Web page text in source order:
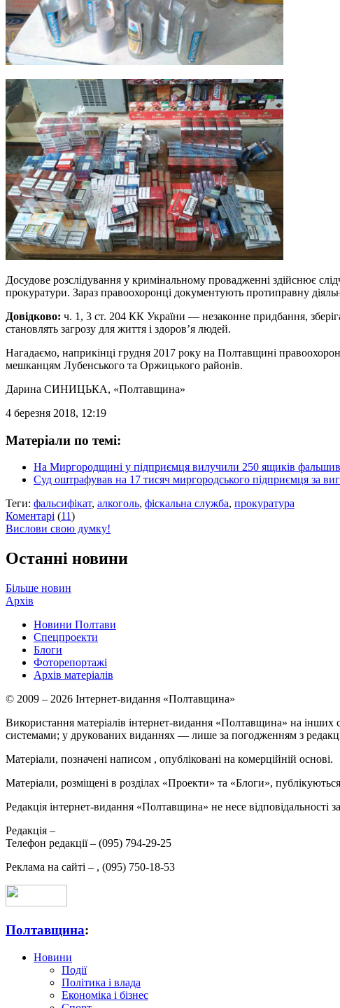
Досудове розслідування у кримінальному провадженні здійснює
прокуратури. Зараз правоохоронці документують протиправну
Довідково: ч. 1, 3 ст. 204 КК України — незаконне придбання,
становлять загрозу для життя і здоров’я людей.
Нагадаємо, наприкінці грудня 2017 року на Полтавщині
мешканцям Лубенського та Оржицького районів.
Дарина СИНИЦЬКА, «Полтавщина»
4 березня 2018, 12:19
Матеріали по темі:
На Миргородщині у підприємця вилучили 250 ящиків
Суд оштрафував на 17 тисяч миргородського підприємця за
Теги: фальсифікат, алкоголь, фіскальна служба, прокуратура
Коментарі (11)
Вислови свою думку!
Останні новини
Більше новин
Архів
Новини Полтави
Спецпроекти
Блоги
Фоторепортажі
Архів матеріалів
© 2009 – 2026 Інтернет-видання «Полтавщина»
Використання матеріалів інтернет-видання «Полтавщина» на інших
системами; у друкованих виданнях — лише за погодженням з
Матеріали, позначені написом , опубліковані на комерційній основі.
Матеріали, розміщені в розділах «Проекти» та «Блоги»,
Редакція інтернет-видання «Полтавщина» не несе відповідальності
Редакція –
Телефон редакції – (095) 794-29-25
Реклама на сайті – , (095) 750-18-53
Полтавщина:
Новини
Події
Політика і влада
Економіка і бізнес